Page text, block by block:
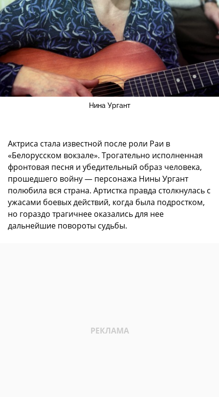
Нина Ургант
Актриса стала известной после роли Раи в
«Белорусском вокзале». Трогательно исполненная
фронтовая песня и убедительный образ человека,
прошедшего войну — персонажа Нины Ургант
полюбила вся страна. Артистка правда столкнулась с
ужасами боевых действий, когда была подростком,
но гораздо трагичнее оказались для нее
дальнейшие повороты судьбы.